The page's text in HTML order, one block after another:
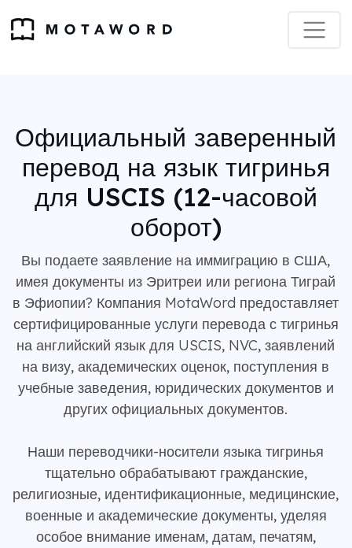
Официальный заверенный
перевод на язык тигринья
для USCIS (12-часовой
оборот)
Вы подаете заявление на иммиграцию в США,
имея документы из Эритреи или региона Тиграй
в Эфиопии? Компания MotaWord предоставляет
сертифицированные услуги перевода с тигринья
на английский язык для USCIS, NVC, заявлений
на визу, академических оценок, поступления в
учебные заведения, юридических документов и
других официальных документов.
Наши переводчики-носители языка тигринья
тщательно обрабатывают гражданские,
религиозные, идентификационные, медицинские,
военные и академические документы, уделяя
особое внимание именам, датам, печатям,